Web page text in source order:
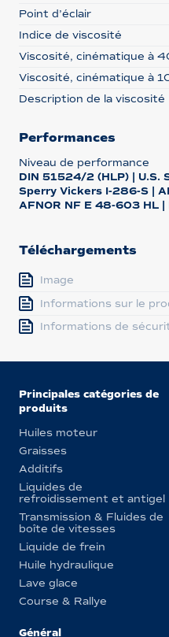
Point d’éclair
Indice de viscosité
Viscosité, cinématique à
Viscosité, cinématique à
Description de la viscosité
Performances
Niveau de performance
DIN 51524/2 (HLP) | U.S.
Sperry Vickers I-286-S |
AFNOR NF E 48-603 HL
Téléchargements
Image
Informations sur le
Informations de
Principales catégories de
produits
Huiles moteur
Graisses
Additifs
Liquides de
refroidissement et antigel
Transmission & Fluides de
boîte de vitesses
Liquide de frein
Huile hydraulique
Lave glace
Course & Rallye
Général